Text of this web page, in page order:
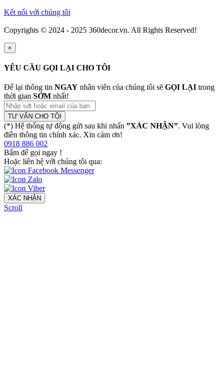
Kết nối với chúng tôi
Copyrights © 2024 - 2025 360decor.vn. All Rights Reserved!
×
YÊU CẦU GỌI LẠI CHO TÔI
Để lại thông tin NGAY nhân viên của chúng tôi sẽ GỌI LẠI trong
thời gian SỚM nhất!
TƯ VẤN CHO TÔI
(*) Hệ thống tự động gửi sau khi nhấn ”XÁC NHẬN”. Vui lòng
điền thông tin chính xác. Xin cảm ơn!
0918 886 002
Bấm để gọi ngay !
Hoặc liên hệ với chúng tôi qua:
XÁC NHẬN
Scroll